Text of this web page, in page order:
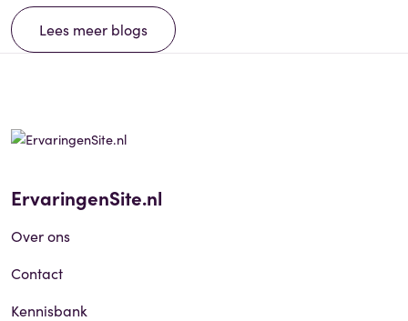
Lees meer blogs
ErvaringenSite.nl
Over ons
Contact
Kennisbank